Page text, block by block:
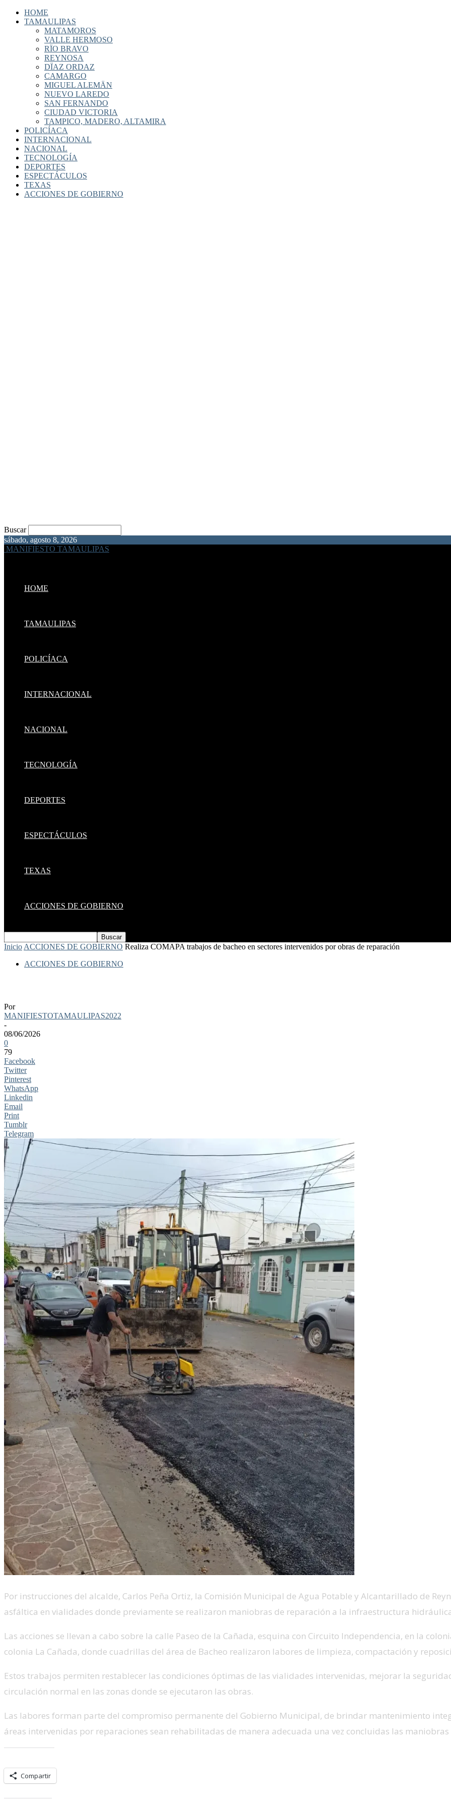
HOME
TAMAULIPAS
MATAMOROS
VALLE HERMOSO
RÏO BRAVO
REYNOSA
DÏAZ ORDAZ
CAMARGO
MIGUEL ALEMÄN
NUEVO LAREDO
SAN FERNANDO
CIUDAD VICTORIA
TAMPICO, MADERO, ALTAMIRA
POLICÍACA
INTERNACIONAL
NACIONAL
TECNOLOGÍA
DEPORTES
ESPECTÁCULOS
TEXAS
ACCIONES DE GOBIERNO
Buscar
sábado, agosto 8, 2026
MANIFIESTO TAMAULIPAS
HOME
TAMAULIPAS
POLICÍACA
INTERNACIONAL
NACIONAL
TECNOLOGÍA
DEPORTES
ESPECTÁCULOS
TEXAS
ACCIONES DE GOBIERNO
Inicio ACCIONES DE GOBIERNO Realiza COMAPA trabajos de bacheo en sectores intervenidos por obras de reparación
ACCIONES DE GOBIERNO
Por
MANIFIESTOTAMAULIPAS2022
-
08/06/2026
0
79
Facebook
Twitter
Pinterest
WhatsApp
Linkedin
Email
Print
Tumblr
Telegram
Por instrucciones del alcalde, Carlos Peña Ortiz, la Comisión Municipal de Agua Potable y Alcantarillado de
asfáltica en vialidades donde previamente se realizaron maniobras de reparación a la infraestructura
Las acciones se llevan a cabo sobre la calle Paseo de la Cañada, esquina con Circuito Independencia, en la
colonia La Cañada, donde cuadrillas del área de Bacheo realizaron labores de limpieza, compactación y
Estos trabajos permiten restablecer las condiciones óptimas de las vialidades intervenidas, mejorar la
circulación normal en las zonas donde se ejecutaron las obras.
Las labores forman parte del compromiso permanente del Gobierno Municipal, de brindar mantenimiento
áreas intervenidas por reparaciones sean rehabilitadas de manera adecuada una vez concluidas las
Compartir